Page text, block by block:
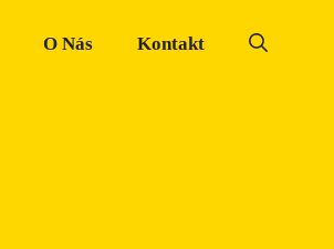
O Nás Kontakt